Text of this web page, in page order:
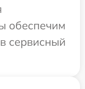
обеспечим
сервисный